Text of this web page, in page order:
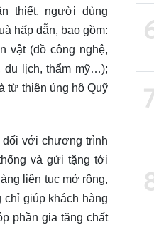
thiết, người dùng
hấp dẫn, bao gồm:
vật (đồ công nghệ,
du lịch, thẩm mỹ…);
từ thiện ủng hộ Quỹ
đối với chương trình
và gửi tặng tới
liên tục mở rộng,
chỉ giúp khách hàng
phần gia tăng chất